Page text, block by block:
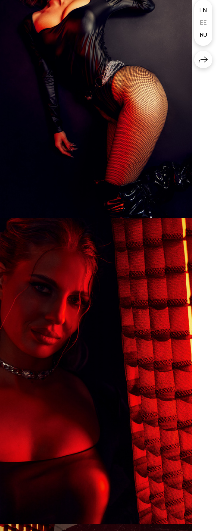
EN
EE
RU